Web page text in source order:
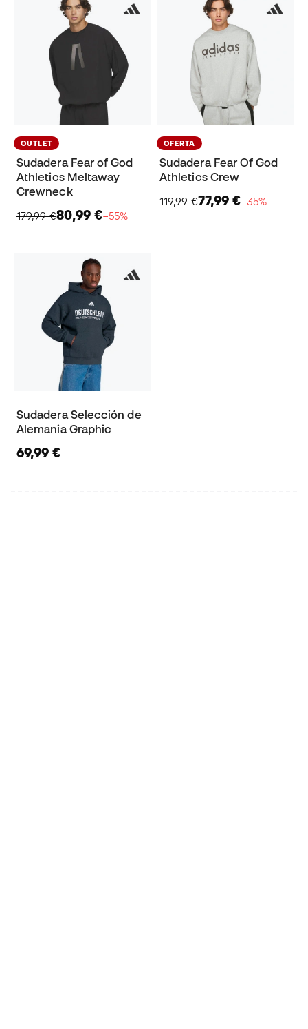
OUTLET
Sudadera Fear of God
Athletics Meltaway
Crewneck
179,99 €80,99 €−55%
OFERTA
Sudadera Fear Of God
Athletics Crew
119,99 €77,99 €−35%
Sudadera Selección de
Alemania Graphic
69,99 €